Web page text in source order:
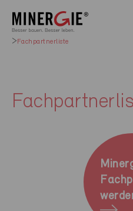
Fachpartnerliste